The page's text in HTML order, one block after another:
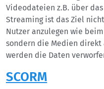
Videodateien z.B. über
Streaming ist das Ziel
Nutzer anzulegen wie
sondern die Medien direkt
werden die Daten
SCORM